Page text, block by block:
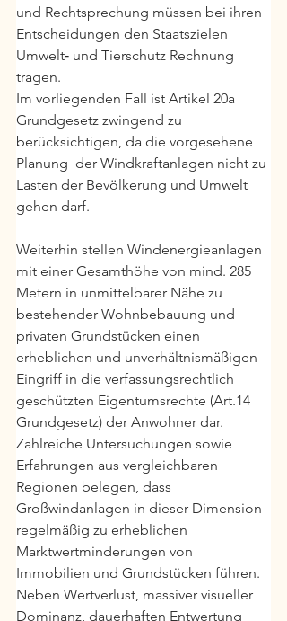
und Rechtsprechung müssen bei ihren
Entscheidungen den Staatszielen
Umwelt‑ und Tierschutz Rechnung
tragen.
Im vorliegenden Fall ist Artikel 20a
Grundgesetz zwingend zu
berücksichtigen, da die vorgesehene
Planung  der Windkraftanlagen nicht zu
Lasten der Bevölkerung und Umwelt
gehen darf.
Weiterhin stellen Windenergieanlagen
mit einer Gesamthöhe von mind. 285
Metern in unmittelbarer Nähe zu
bestehender Wohnbebauung und
privaten Grundstücken einen
erheblichen und unverhältnismäßigen
Eingriff in die verfassungsrechtlich
geschützten Eigentumsrechte (Art.14
Grundgesetz) der Anwohner dar.
Zahlreiche Untersuchungen sowie
Erfahrungen aus vergleichbaren
Regionen belegen, dass
Großwindanlagen in dieser Dimension
regelmäßig zu erheblichen
Marktwertminderungen von
Immobilien und Grundstücken führen.
Neben Wertverlust, massiver visueller
Dominanz, dauerhaften Entwertung